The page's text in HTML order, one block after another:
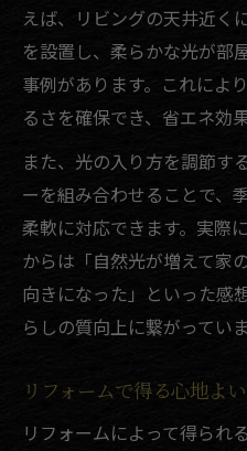
えば、リビングの天井近く
を設置し、柔らかな光が部
事例があります。これによ
るさを確保でき、省エネ効
また、光の入り方を調節す
ーを組み合わせることで、
柔軟に対応できます。実際
からは「自然光が増えて家
向きになった」といった感
らしの質向上に繋がっていま
リフォームで得る心地よ
リフォームによって得られ